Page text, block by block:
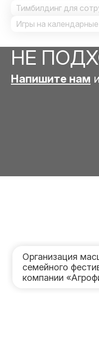
Тимбилдинг для
Игры на
НЕ
Напишите нам
Организация
семейного
компании